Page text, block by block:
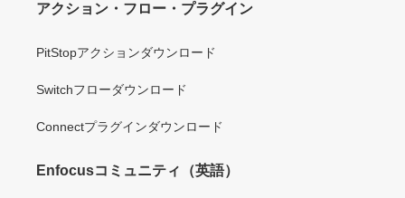
アクション・フロー・プラグイン
PitStopアクションダウンロード
Switchフローダウンロード
Connectプラグインダウンロード
Enfocusコミュニティ（英語）